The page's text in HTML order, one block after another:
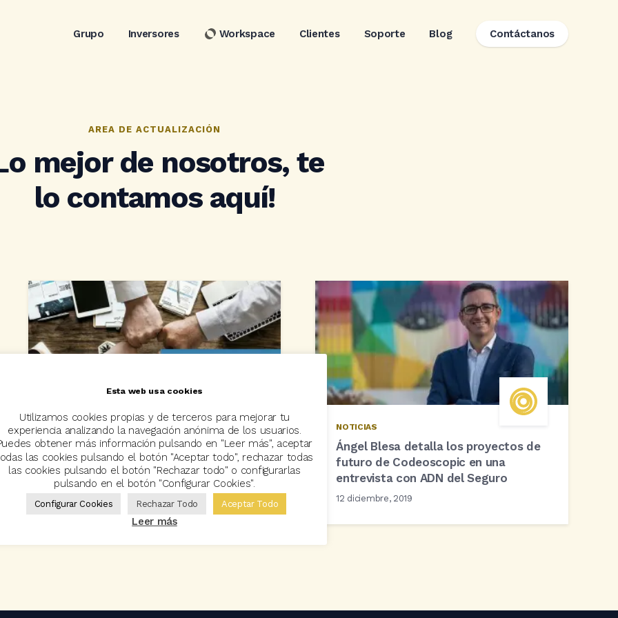
Grupo Inversores Workspace Clientes Soporte Blog Contáctanos
AREA DE ACTUALIZACIÓN
mejor de nosotros, te
lo contamos aquí!
NOTICIAS
Codeoscopic presenta sus proyectos
de conectividad a compañías y
corredores
20 enero, 2020
NOTICIAS
Ángel Blesa detalla los proyectos de
futuro de Codeoscopic en una
entrevista con ADN del Seguro
12 diciembre, 2019
Esta web usa cookies
Utilizamos cookies propias y de terceros para mejorar tu
experiencia analizando la navegación anónima de los usuarios.
obtener más información pulsando en "Leer más", aceptar
las cookies pulsando el botón "Aceptar todo", rechazar todas
las cookies pulsando el botón "Rechazar todo" o configurarlas
pulsando en el botón "Configurar Cookies".
Configurar Cookies Rechazar Todo Aceptar Todo
Leer más